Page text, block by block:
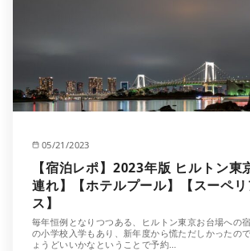
05/21/2023
【宿泊レポ】2023年版 ヒルトン東
連れ】【ホテルプール】【スーペ
ス】
毎年恒例となりつつある、ヒルトン東京お台場への
の小学校入学もあり、新年度から慌ただしかったの
ょうどいいかなということで予約…